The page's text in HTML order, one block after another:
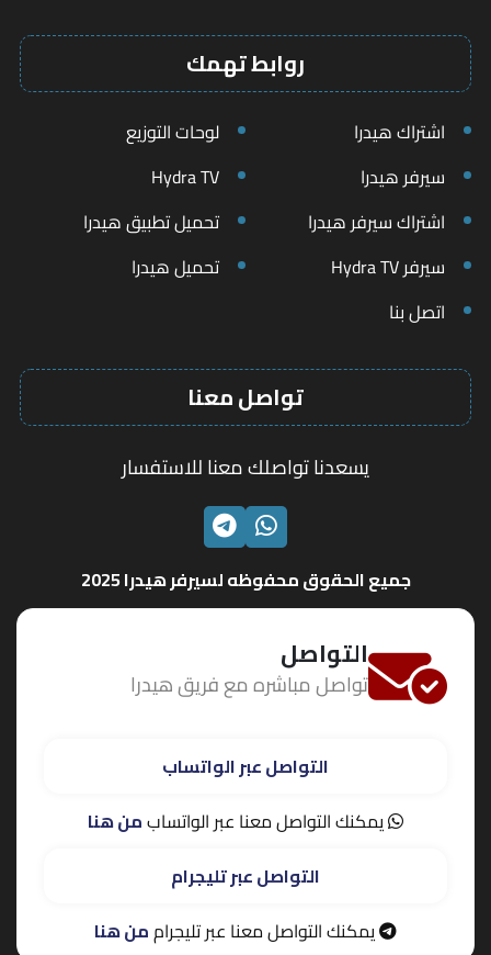
روابط تهمك
اشتراك هيدرا
لوحات التوزيع
سيرفر هيدرا
Hydra TV
اشتراك سيرفر هيدرا
تحميل تطبيق هيدرا
سيرفر Hydra TV
تحميل هيدرا
اتصل بنا
تواصل معنا
يسعدنا تواصلك معنا للاستفسار
الواتسابتليجرام
جميع الحقوق محفوظه لسيرفر هيدرا 2025
التواصل
تواصل مباشره مع فريق هيدرا
التواصل عبر الواتساب
يمكنك التواصل معنا عبر الواتسابمن هنا
التواصل عبر تليجرام
يمكنك التواصل معنا عبر تليجراممن هنا